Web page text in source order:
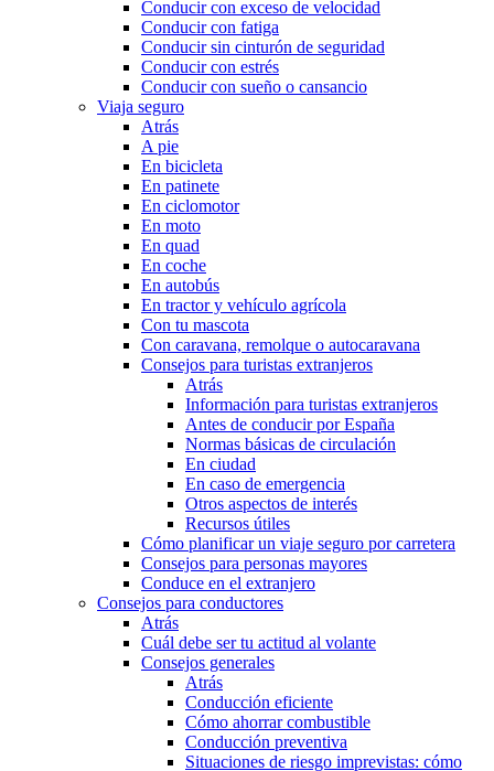
Conducir con exceso de velocidad
Conducir con fatiga
Conducir sin cinturón de seguridad
Conducir con estrés
Conducir con sueño o cansancio
Viaja seguro
Atrás
A pie
En bicicleta
En patinete
En ciclomotor
En moto
En quad
En coche
En autobús
En tractor y vehículo agrícola
Con tu mascota
Con caravana, remolque o autocaravana
Consejos para turistas extranjeros
Atrás
Información para turistas extranjeros
Antes de conducir por España
Normas básicas de circulación
En ciudad
En caso de emergencia
Otros aspectos de interés
Recursos útiles
Cómo planificar un viaje seguro por carretera
Consejos para personas mayores
Conduce en el extranjero
Consejos para conductores
Atrás
Cuál debe ser tu actitud al volante
Consejos generales
Atrás
Conducción eficiente
Cómo ahorrar combustible
Conducción preventiva
Situaciones de riesgo imprevistas: cómo